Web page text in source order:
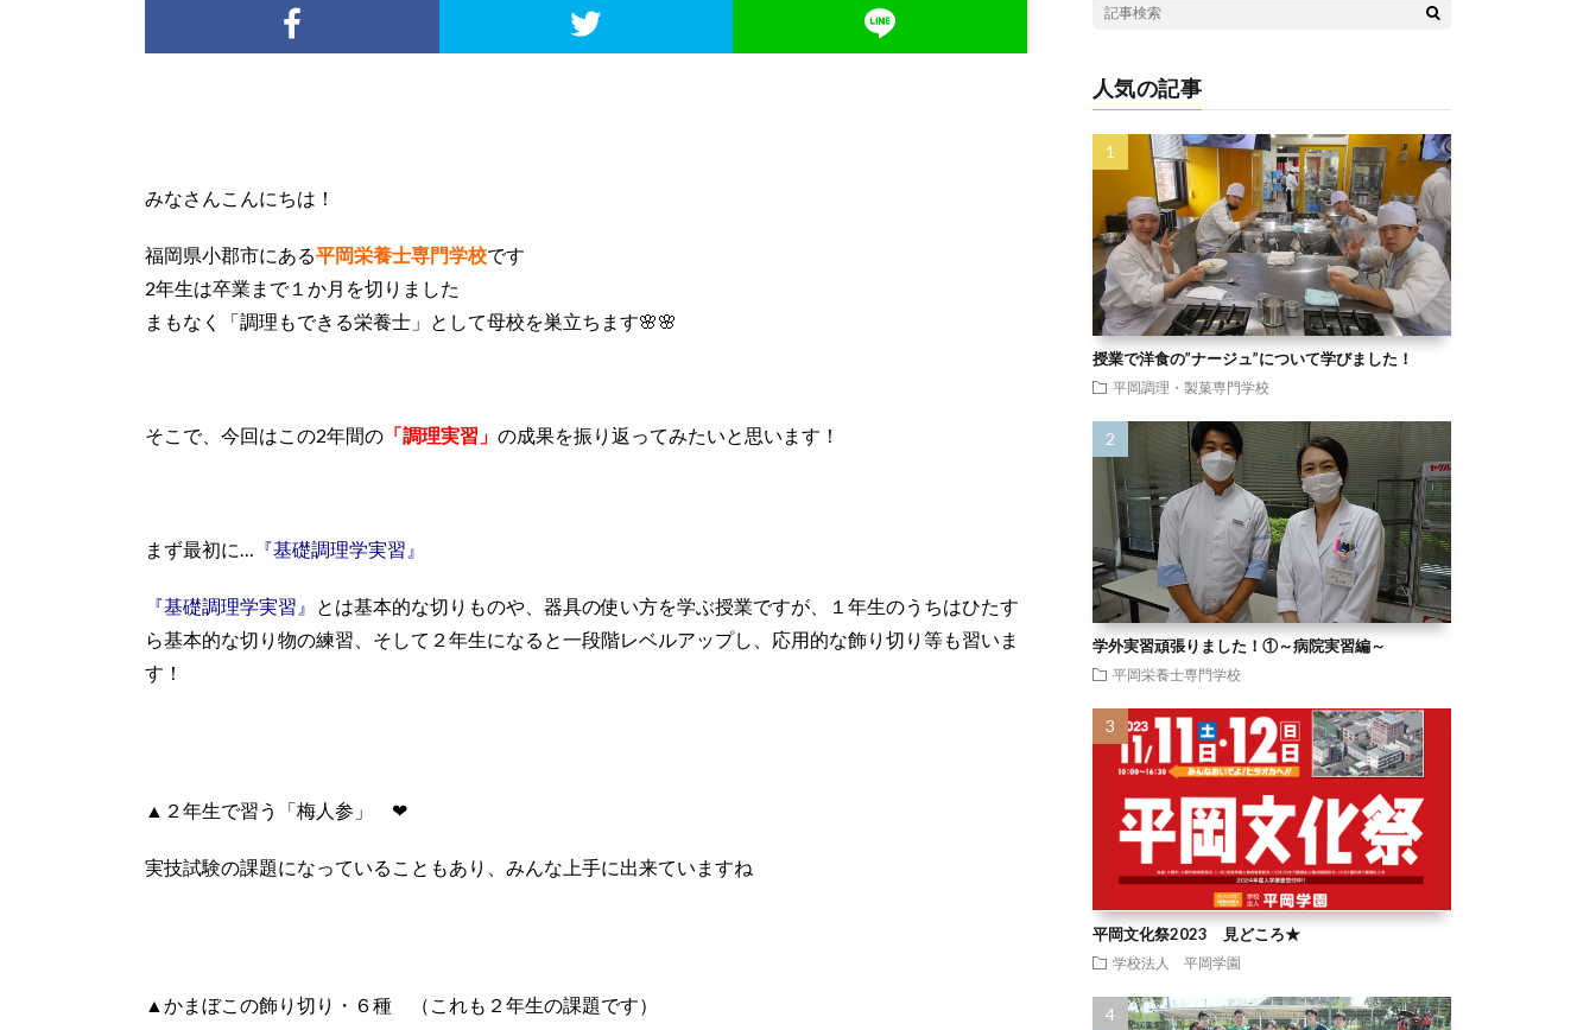
みなさんこんにちは！
福岡県小郡市にある平岡栄養士専門学校です
2年生は卒業まで１か月を切りました
まもなく「調理もできる栄養士」として母校を巣立ちます🌸🌸
そこで、今回はこの2年間の 「調理実習」 の成果を振り返ってみたいと思います！
まず最初に… 『基礎調理学実習』
『基礎調理学実習』 とは基本的な切りものや、器具の使い方を学ぶ授業ですが、１年生のうちはひたす
ら基本的な切り物の練習、そして２年生になると一段階レベルアップし、応用的な飾り切り等も習いま
す！
▲２年生で習う「梅人参」 ❤
実技試験の課題になっていることもあり、みんな上手に出来ていますね
▲かまぼこの飾り切り・６種 （これも２年生の課題です）
人気の記事
授業で洋食の”ナージュ”について学びました！
平岡調理・製菓専門学校
学外実習頑張りました！①～病院実習編～
平岡栄養士専門学校
平岡文化祭2023 見どころ★
学校法人 平岡学園